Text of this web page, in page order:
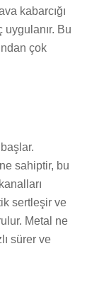
kabarcığı
Bu
çok
sahiptir, bu
sertleşir ve
Metal ne
sürer ve